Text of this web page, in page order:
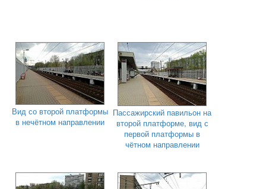
Вид со второй платформы
в нечётном направлении
Пассажирский павильон на
второй платформе, вид с
первой платформы в
чётном направлении